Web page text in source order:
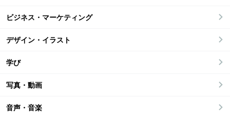
ビジネス・マーケティング
デザイン・イラスト
学び
写真・動画
音声・音楽